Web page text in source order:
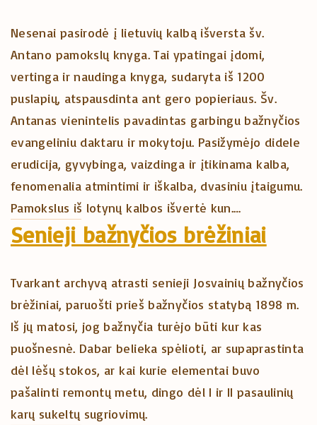
Nesenai pasirodė į lietuvių kalbą išversta šv.
Antano pamokslų knyga. Tai ypatingai įdomi,
vertinga ir naudinga knyga, sudaryta iš 1200
puslapių, atspausdinta ant gero popieriaus. Šv.
Antanas vienintelis pavadintas garbingu bažnyčios
evangeliniu daktaru ir mokytoju. Pasižymėjo didele
erudicija, gyvybinga, vaizdinga ir įtikinama kalba,
fenomenalia atmintimi ir iškalba, dvasiniu įtaigumu.
Pamokslus iš lotynų kalbos išvertė kun.…
Senieji bažnyčios brėžiniai
Tvarkant archyvą atrasti senieji Josvainių bažnyčios
brėžiniai, paruošti prieš bažnyčios statybą 1898 m.
Iš jų matosi, jog bažnyčia turėjo būti kur kas
puošnesnė. Dabar belieka spėlioti, ar supaprastinta
dėl lėšų stokos, ar kai kurie elementai buvo
pašalinti remontų metu, dingo dėl I ir II pasaulinių
karų sukeltų sugriovimų.